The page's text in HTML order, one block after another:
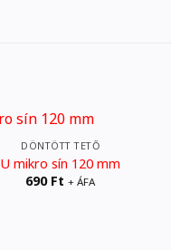
DÖNTÖTT TETŐ
U mikro sín 120 mm
690 Ft + ÁFA